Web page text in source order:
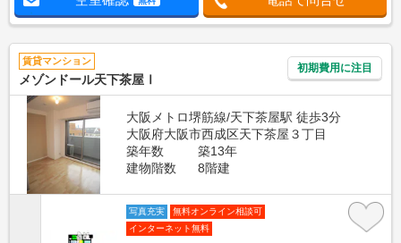
賃貸マンション
メゾンドール天下茶屋Ⅰ
初期費用に注目
大阪メトロ堺筋線/天下茶屋駅 徒歩3分
大阪府大阪市西成区天下茶屋３丁目
築年数
築13年
建物階数
8階建
写真充実
無料オンライン相談可
インターネット無料